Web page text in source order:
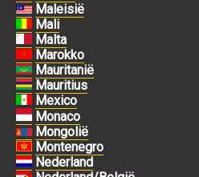
Maleisië
Mali
Malta
Marokko
Mauritanië
Mauritius
Mexico
Monaco
Mongolië
Montenegro
Nederland